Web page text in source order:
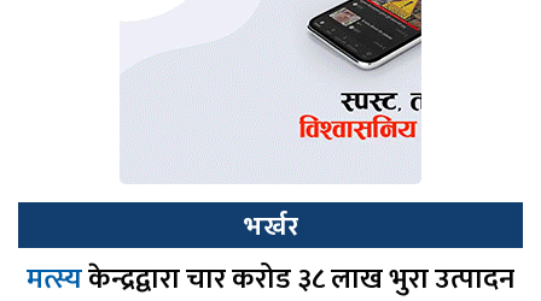
भर्खर
मत्स्यकेन्द्रद्वारा चार करोड ३८ लाख भुरा उत्पादन